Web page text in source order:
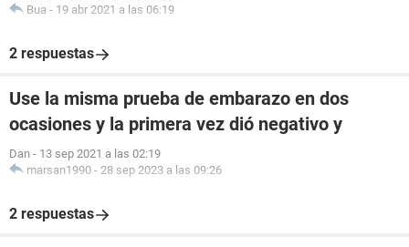
Bua - 19 abr 2021 a las 06:19
2 respuestas
Use la misma prueba de embarazo en dos
ocasiones y la primera vez dió negativo y
Dan - 13 sep 2021 a las 02:19
marsan1990 - 28 sep 2023 a las 09:26
2 respuestas